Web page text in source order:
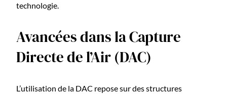
technologie.
Avancées dans la Capture
Directe de l’Air (DAC)
L’utilisation de la DAC repose sur des structures